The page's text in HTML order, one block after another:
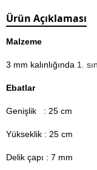
Ürün Açıklaması
Malzeme
3 mm kalınlığında 1.
Ebatlar
Genişlik : 25 cm
Yükseklik : 25 cm
Delik çapı : 7 mm